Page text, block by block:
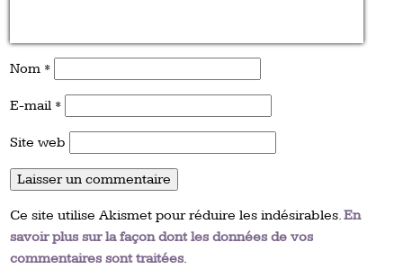
Nom *
E-mail *
Site web
Ce site utilise Akismet pour réduire les indésirables.En
savoir plus sur la façon dont les données de vos
commentaires sont traitées.